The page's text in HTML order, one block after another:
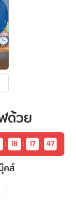
ด้วย
: 18 : 17 : 47
คส์